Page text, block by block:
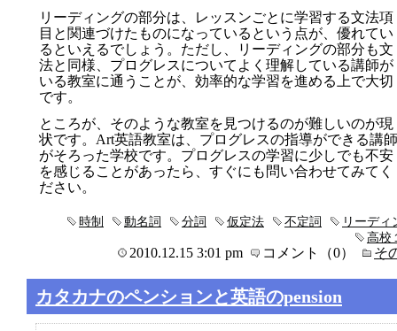
リーディングの部分は、レッスンごとに学習する文法項
目と関連づけたものになっているという点が、優れてい
るといえるでしょう。ただし、リーディングの部分も文
法と同様、プログレスについてよく理解している講師が
いる教室に通うことが、効率的な学習を進める上で大切
です。
ところが、そのような教室を見つけるのが難しいのが現
状です。Art英語教室は、プログレスの指導ができる講
がそろった学校です。プログレスの学習に少しでも不安
を感じることがあったら、すぐにも問い合わせてみてく
ださい。
リーディ
不定詞
仮定法
分詞
動名詞
時制
高校
2010.12.15 3:01 pm コメント（0） そ
カタカナのペンションと英語のpension